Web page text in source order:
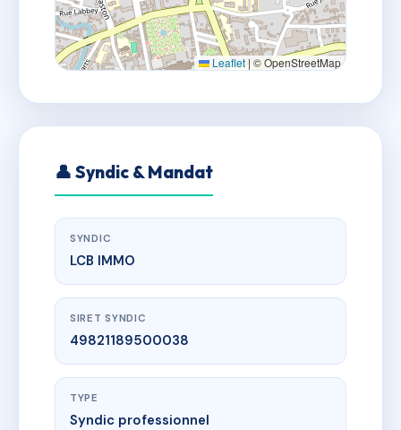
Leaflet |© OpenStreetMap
👤 Syndic & Mandat
SYNDIC
LCB IMMO
SIRET SYNDIC
49821189500038
TYPE
Syndic professionnel